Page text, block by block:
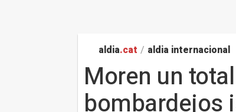
aldia.cat / aldia internacional
Moren un
bombardejos